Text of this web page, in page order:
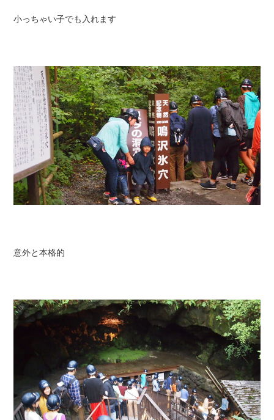
小っちゃい子でも入れます
意外と本格的